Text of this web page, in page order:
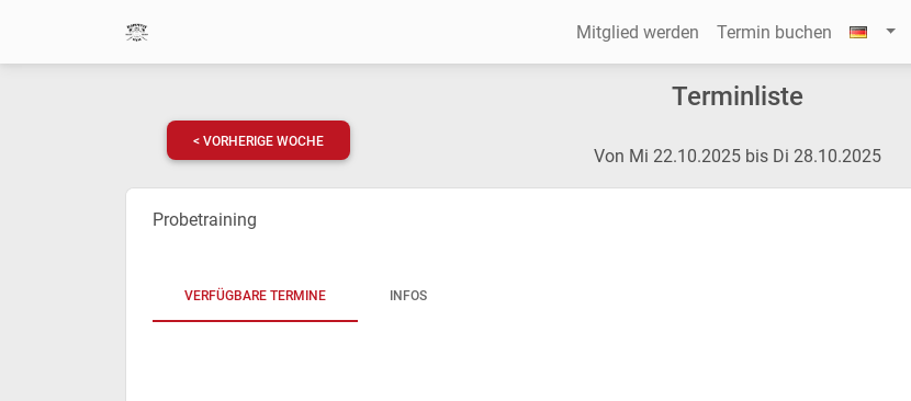
Mitglied werden Termin buchen
Terminliste
< VORHERIGE WOCHE
Von Mi 22.10.2025 bis Di 28.10.2025
Probetraining
VERFÜGBARE TERMINE INFOS